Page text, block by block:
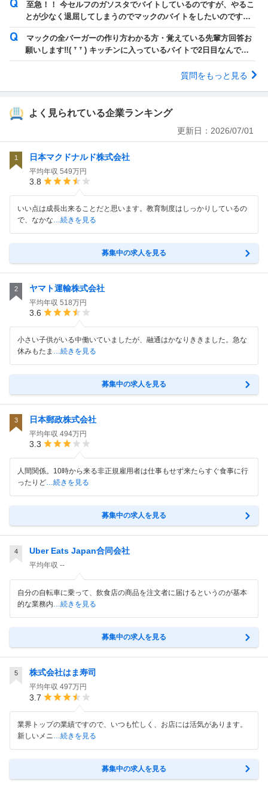
至急！！ 今セルフのガソスタでバイトしているのですが、やるこ
とが少なく退屈してしまうのでマックのバイトをしたいのです
が、ポジションはどこがいいでしょうか？...
マックの全バーガーの作り方わかる方・覚えている先輩方回答お
願いします‼️( ᐪ ᐪ )‬ キッチンに入っているバイトで2日目なんです
が少しでもひとりで作れ...
質問をもっと見る
よく見られている企業ランキング
更新日： 2026/07/01
1 日本マクドナルド株式会社
平均年収 549万円
3.8
いい点は成長出来ることだと思います。教育制度はしっかりしているの
で、なかな…続きを見る
募集中の求人を見る
2 ヤマト運輸株式会社
平均年収 518万円
3.6
小さい子供がいる中働いていましたが、融通はかなりききました。急な
休みもたま …続きを見る
募集中の求人を見る
3 日本郵政株式会社
平均年収 494万円
3.3
人間関係。10時から来る非正規雇用者は仕事もせず来たらすぐ食事に行
ったりど…続きを見る
募集中の求人を見る
4 Uber Eats Japan合同会社
平均年収 --
自分の自転車に乗って、飲食店の商品を注文者に届けるというのが基本
的な業務内…続きを見る
募集中の求人を見る
5 株式会社はま寿司
平均年収 497万円
3.7
業界トップの業績ですので、いつも忙しく、お店には活気があります。
新しいメニ
…続きを見る
募集中の求人を見る